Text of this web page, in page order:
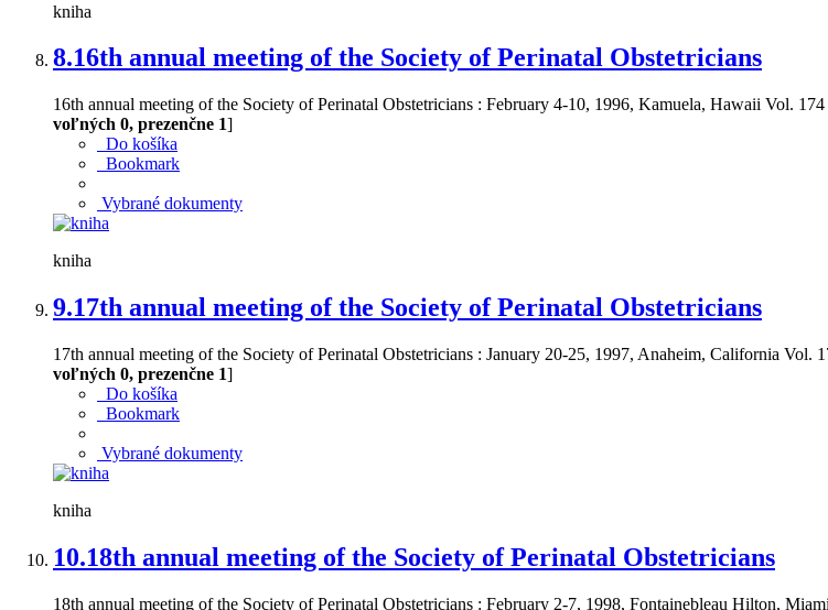
kniha
8.16th annual meeting of the Society of Perinatal Obstetricians
16th annual meeting of the Society of Perinatal Obstetricians : February 4-10, 1996, Kamuela, Hawaii Vol.
voľných 0, prezenčne 1]
Do košíka
Bookmark
Vybrané dokumenty
kniha
9.17th annual meeting of the Society of Perinatal Obstetricians
17th annual meeting of the Society of Perinatal Obstetricians : January 20-25, 1997, Anaheim, California Vol.
voľných 0, prezenčne 1]
Do košíka
Bookmark
Vybrané dokumenty
kniha
10.18th annual meeting of the Society of Perinatal Obstetricians
18th annual meeting of the Society of Perinatal Obstetricians : February 2-7, 1998, Fontainebleau Hilton,